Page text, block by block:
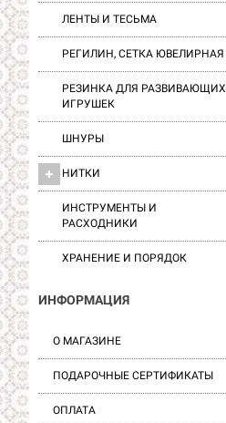
ЛЕНТЫ И ТЕСЬМА
РЕГИЛИН, СЕТКА ЮВЕЛИРНАЯ
РЕЗИНКА ДЛЯ РАЗВИВАЮЩИХ
ИГРУШЕК
ШНУРЫ
НИТКИ
ИНСТРУМЕНТЫ И
РАСХОДНИКИ
ХРАНЕНИЕ И ПОРЯДОК
ИНФОРМАЦИЯ
О МАГАЗИНЕ
ПОДАРОЧНЫЕ СЕРТИФИКАТЫ
ОПЛАТА